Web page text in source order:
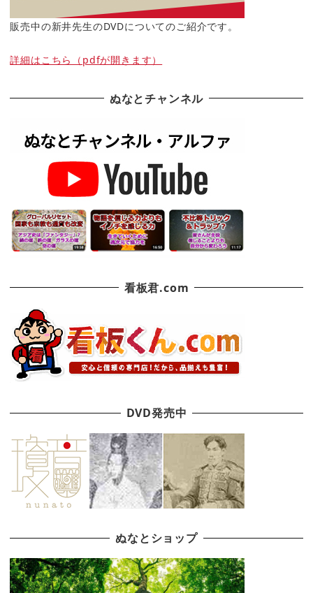
販売中の新井先生のDVDについてのご紹介です。
詳細はこちら（pdfが開きます）
ぬなとチャンネル
看板君.com
DVD発売中
ぬなとショップ